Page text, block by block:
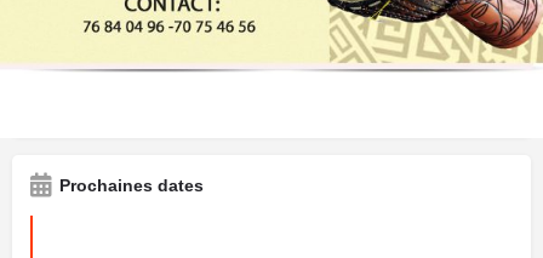
Type d'événement
Prochaines dates